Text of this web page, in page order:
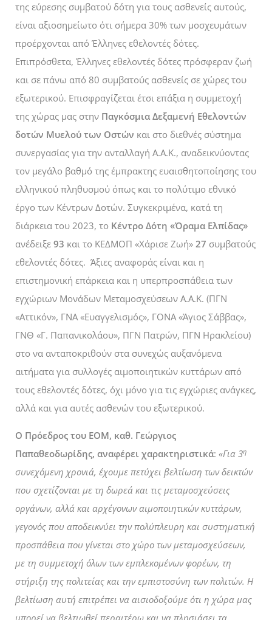
της εύρεσης συμβατού δότη για τους ασθενείς αυτούς,
είναι αξιοσημείωτο ότι σήμερα 30% των μοσχευμάτων
προέρχονται από Έλληνες εθελοντές δότες.
Επιπρόσθετα, Έλληνες εθελοντές δότες πρόσφεραν ζωή
και σε πάνω από 80 συμβατούς ασθενείς σε χώρες του
εξωτερικού. Επισφραγίζεται έτσι επάξια η συμμετοχή
της χώρας μας στην Παγκόσμια Δεξαμενή Εθελοντών
δοτών Μυελού των Οστών και στο διεθνές σύστημα
συνεργασίας για την ανταλλαγή Α.Α.Κ., αναδεικνύοντας
τον μεγάλο βαθμό της έμπρακτης ευαισθητοποίησης του
ελληνικού πληθυσμού όπως και το πολύτιμο εθνικό
έργο των Κέντρων Δοτών. Συγκεκριμένα, κατά τη
διάρκεια του 2023, το Κέντρο Δότη «Όραμα Ελπίδας»
ανέδειξε 93 και το ΚΕΔΜΟΠ «Χάρισε Ζωή» 27 συμβατούς
εθελοντές δότες. Άξιες αναφοράς είναι και η
επιστημονική επάρκεια και η υπερπροσπάθεια των
εγχώριων Μονάδων Μεταμοσχεύσεων Α.Α.Κ. (ΠΓΝ
«Αττικόν», ΓΝΑ «Ευαγγελισμός», ΓΟΝΑ «Άγιος Σάββας»,
ΓΝΘ «Γ. Παπανικολάου», ΠΓΝ Πατρών, ΠΓΝ Ηρακλείου)
στο να ανταποκριθούν στα συνεχώς αυξανόμενα
αιτήματα για συλλογές αιμοποιητικών κυττάρων από
τους εθελοντές δότες, όχι μόνο για τις εγχώριες ανάγκες,
αλλά και για αυτές ασθενών του εξωτερικού.
Ο Πρόεδρος του ΕΟΜ, καθ. Γεώργιος
Παπαθεοδωρίδης, αναφέρει χαρακτηριστικά: «Για 3η
συνεχόμενη χρονιά, έχουμε πετύχει βελτίωση των δεικτών
που σχετίζονται με τη δωρεά και τις μεταμοσχεύσεις
οργάνων, αλλά και αρχέγονων αιμοποιητικών κυττάρων,
γεγονός που αποδεικνύει την πολύπλευρη και συστηματική
προσπάθεια που γίνεται στο χώρο των μεταμοσχεύσεων,
με τη συμμετοχή όλων των εμπλεκομένων φορέων, τη
στήριξη της πολιτείας και την εμπιστοσύνη των πολιτών. Η
βελτίωση αυτή επιτρέπει να αισιοδοξούμε ότι η χώρα μας